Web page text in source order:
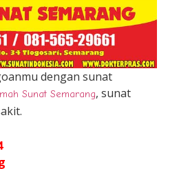
dengan sunat
Sunat Semarang, sunat